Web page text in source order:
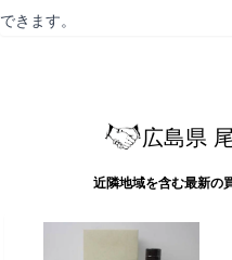
できます。
広島県
近隣地域を含む最新の